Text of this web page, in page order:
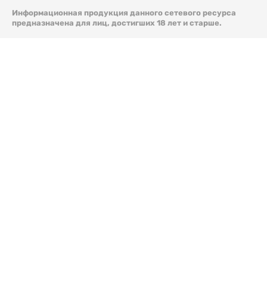
Информационная продукция данного сетевого ресурса
предназначена для лиц, достигших 18 лет и старше.